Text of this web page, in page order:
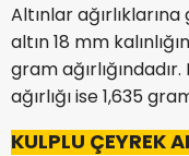
Altınlar
altın 18 mm
gram
ağırlığı ise 1,635
KULPLU ÇEYREK